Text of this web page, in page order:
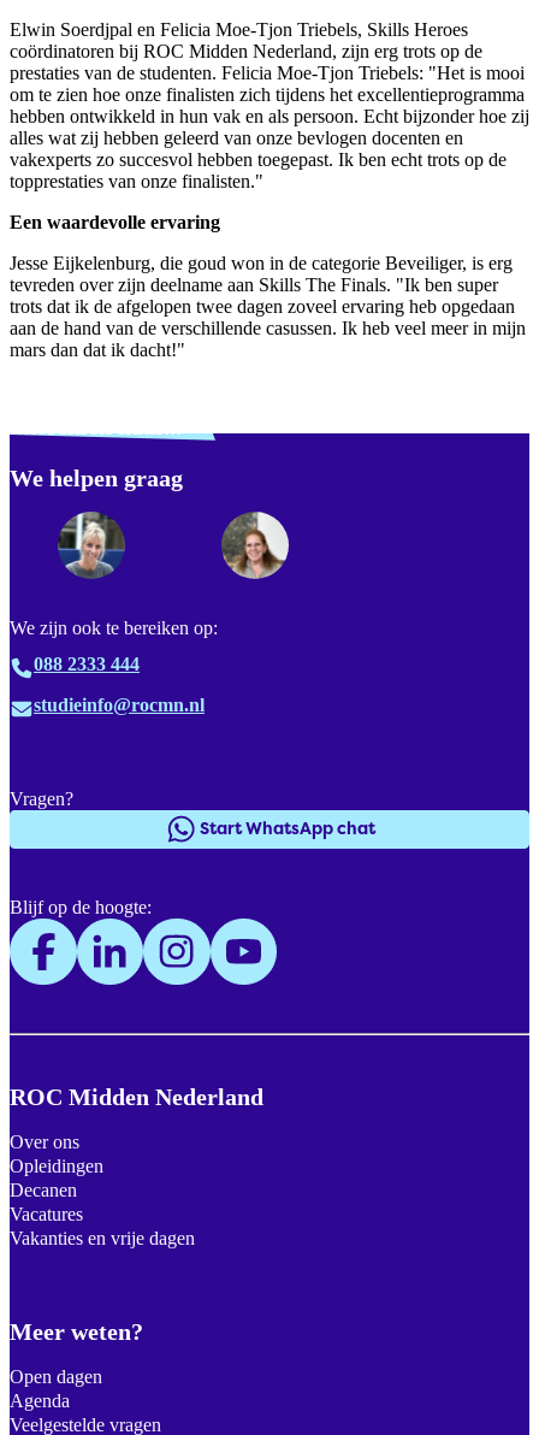
Elwin Soerdjpal en Felicia Moe-Tjon Triebels, Skills Heroes
coördinatoren bij ROC Midden Nederland, zijn erg trots op de
prestaties van de studenten. Felicia Moe-Tjon Triebels: "Het is mooi
om te zien hoe onze finalisten zich tijdens het excellentieprogramma
hebben ontwikkeld in hun vak en als persoon. Echt bijzonder hoe zij
alles wat zij hebben geleerd van onze bevlogen docenten en
vakexperts zo succesvol hebben toegepast. Ik ben echt trots op de
topprestaties van onze finalisten."
Een waardevolle ervaring
Jesse Eijkelenburg, die goud won in de categorie Beveiliger, is erg
tevreden over zijn deelname aan Skills The Finals. "Ik ben super
trots dat ik de afgelopen twee dagen zoveel ervaring heb opgedaan
aan de hand van de verschillende casussen. Ik heb veel meer in mijn
mars dan dat ik dacht!"
We helpen graag
We zijn ook te bereiken op:
088 2333 444
studieinfo@rocmn.nl
ROC Midden Nederland
Over ons
Opleidingen
Decanen
Vacatures
Vakanties en vrije dagen
Meer weten?
Open dagen
Agenda
Veelgestelde vragen
Vragen?
Start WhatsApp chat
Blijf op de hoogte:
Footer